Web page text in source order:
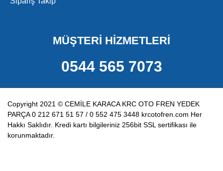
MÜŞTERİ HİZMETLERİ
0544 565 7073
Copyright 2021 © CEMİLE KARACA KRC OTO FREN YEDEK
PARÇA 0 212 671 51 57 / 0 552 475 3448 krcotofren.com Her
Hakkı Saklıdır. Kredi kartı bilgileriniz 256bit SSL sertifikası ile
korunmaktadır.